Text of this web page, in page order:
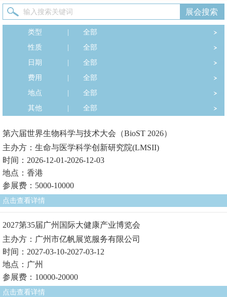
类型
全部
性质
全部
日期
全部
费用
全部
地点
全部
其他
全部
第六届世界生物科学与技术大会（BioST 2026）
主办方：生命与医学科学创新研究院(LMSII)
时间：2026-12-01-2026-12-03
地点：香港
参展费：5000-10000
点击查看详情
2027第35届广州国际大健康产业博览会
主办方：广州市亿帆展览服务有限公司
时间：2027-03-10-2027-03-12
地点：广州
参展费：10000-20000
点击查看详情